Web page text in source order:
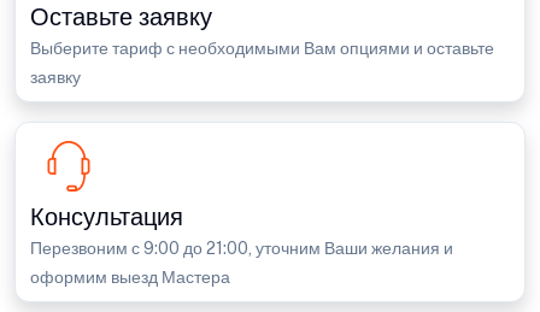
Оставьте заявку
Выберите тариф с необходимыми Вам опциями и оставьте
заявку
Консультация
Перезвоним с 9:00 до 21:00, уточним Ваши желания и
оформим выезд Мастера